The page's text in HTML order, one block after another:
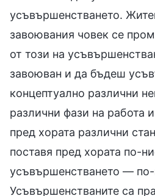
усъвършенстването.
завоювания човек се
от този на
завоюван и да бъдеш
концептуално различни
различни фази на работа
пред хората различни
поставя пред хората по-
усъвършенстването —
Усъвършенстваните са